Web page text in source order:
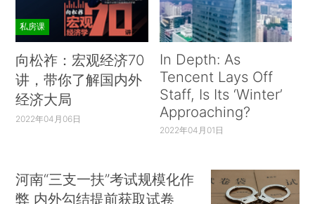
私房课
向松祚：宏观经济70
讲，带你了解国内外
经济大局
2022年04月06日
In Depth: As
Tencent Lays Off
Staff, Is Its ‘Winter’
Approaching?
2022年04月01日
河南“三支一扶”考试规模化作
弊 内外勾结提前获取试卷